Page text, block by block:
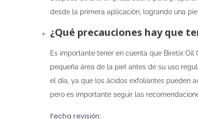
desde la primera aplicación, logrando una
¿Qué precauciones hay que
Es importante tener en cuenta que Biretix
pequeña área de la piel antes de su uso
el día, ya que los ácidos exfoliantes pueden
pero es importante seguir las
Fecha revisión: